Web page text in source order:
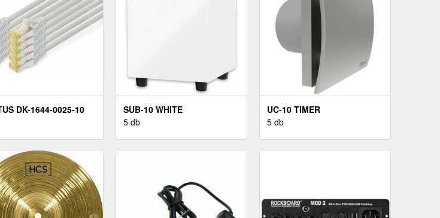
DK-1644-0025-10
SUB-10 WHITE
5 db
UC-10 TIMER
5 db